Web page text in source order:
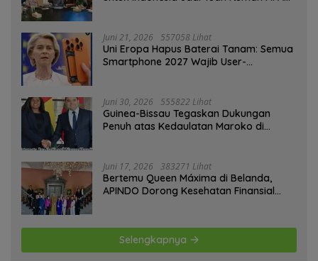
Juni 21, 2026 557058 Lihat
Uni Eropa Hapus Baterai Tanam: Semua
Smartphone 2027 Wajib User-
Juni 30, 2026 555822 Lihat
Guinea-Bissau Tegaskan Dukungan
Penuh atas Kedaulatan Maroko di
Juni 17, 2026 383271 Lihat
Bertemu Queen Máxima di Belanda,
APINDO Dorong Kesehatan Finansial
Selengkapnya